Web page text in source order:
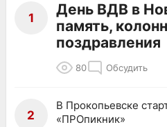
1
День ВДВ в
память,
поздравления
80 Обсудить
2
В Прокопьевске
«ПРОпикник»